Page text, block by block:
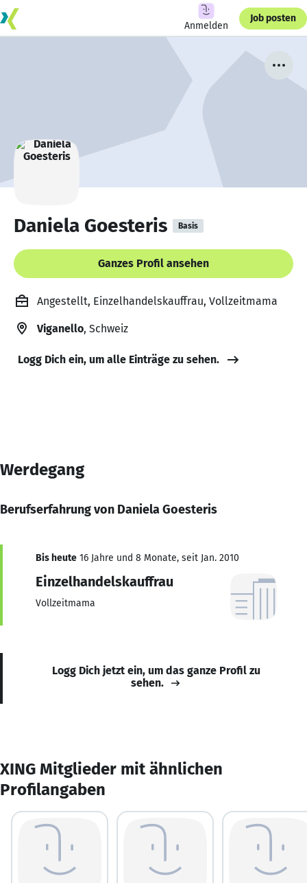
Anmelden
Job posten
Daniela Goesteris Basis
Ganzes Profil ansehen
Angestellt, Einzelhandelskauffrau, Vollzeitmama
Viganello, Schweiz
Logg Dich ein, um alle Einträge zu sehen.
Werdegang
Berufserfahrung von Daniela Goesteris
Bis heute 16 Jahre und 8 Monate, seit Jan. 2010
Einzelhandelskauffrau
Vollzeitmama
Logg Dich jetzt ein, um das ganze Profil zu
sehen.
XING Mitglieder mit ähnlichen
Profilangaben